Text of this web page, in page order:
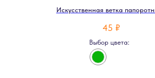
Искусственная ветка
45 ₽
Выбор цвета: